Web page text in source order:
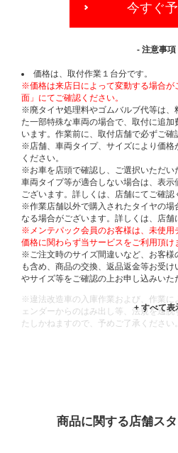
今すぐ
- 注意事項
価格は、取付作業１台分です。
※価格は来店日によって変動する場合が
面」にてご確認ください。
※廃タイヤ処理料やゴムバルブ代等は、
た一部特殊な車両の場合で、取付に追
います。作業前に、取付店舗で必ずご確
※店舗、車両タイプ、サイズにより価格
ください。
※お車を店頭で確認し、ご選択いただい
車両タイプ等が適合しない場合は、表
ございます。詳しくは、店舗にてご確認
※作業店舗以外で購入されたタイヤの場
なる場合がございます。詳しくは、店舗
※メンテパック会員のお客様は、未使用
価格に関わらず当サービスをご利用頂け
※ご注文時のサイズ間違いなど、お客様
も含め、商品の交換、返品返金等お受
やサイズ等をご確認の上お申し込みいた
※違法改造車の入庫作業および、作業に
ェンダーからのはみ出し等、法規を逸
たしかねますので、予めご了承ください。
商品に関する店舗ス